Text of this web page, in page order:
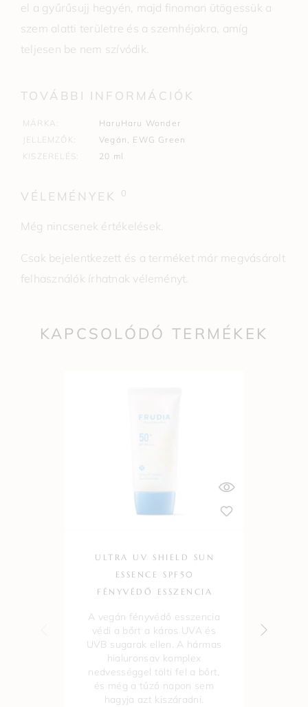
el a gyűrűsujj hegyén, majd finoman ütögessük a
szem alatti területre és a szemhéjakra, amíg
teljesen be nem szívódik.
TOVÁBBI INFORMÁCIÓK
MÁRKA
HaruHaru Wonder
JELLEMZŐK
Vegán , EWG Green
KISZERELÉS
20 ml
VÉLEMÉNYEK 0
Még nincsenek értékelések.
Csak bejelentkezett és a terméket már megvásárolt
felhasználók írhatnak véleményt.
KAPCSOLÓDÓ TERMÉKEK
ULTRA UV SHIELD SUN
ESSENCE SPF50
FÉNYVÉDŐ ESSZENCIA
A vegán fényvédő esszencia
védi a bőrt a káros UVA és
UVB sugarak ellen. A hármas
hialuronsav komplex
nedvességgel tölti fel a bőrt,
és még a tűző napon sem
hagyja azt kiszáradni.